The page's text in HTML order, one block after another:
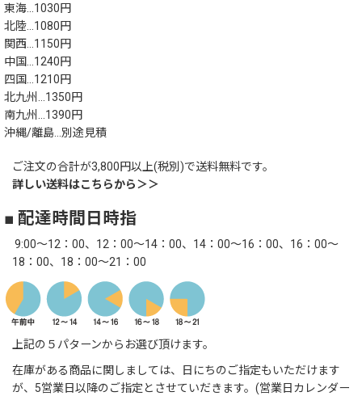
東海…1030円
北陸…1080円
関西…1150円
中国…1240円
四国…1210円
北九州…1350円
南九州…1390円
沖縄/離島…別途見積
ご注文の合計が3,800円以上(税別)で送料無料です。
詳しい送料はこちらから＞＞
■ 配達時間日時指
9:00～12：00、12：00～14：00、14：00～16：00、16：00～
18：00、18：00～21：00
上記の５パターンからお選び頂けます。
在庫がある商品に関しましては、日にちのご指定もいただけます
が、5営業日以降のご指定とさせていだきます。(営業日カレンダー